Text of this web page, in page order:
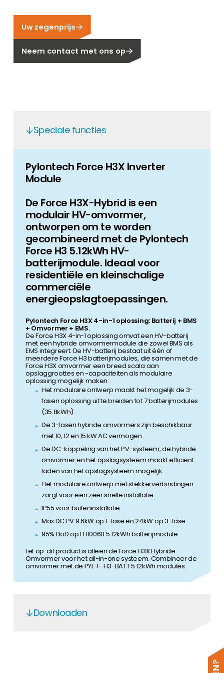
Carrière
Ben je op zoek naar een baan in de
hernieuwbare energiesector? Dan ben je hier
aan het juiste adres!
Uw zegenprijs
Neem contact met ons op
Speciale functies
Pylontech Force H3X Inverter
Module
De Force H3X-Hybrid is een
modulair HV-omvormer,
ontworpen om te worden
gecombineerd met de Pylontech
Force H3 5.12kWh HV-
batterijmodule. Ideaal voor
residentiële en kleinschalige
commerciële
energieopslagtoepassingen.
Pylontech Force H3X 4-in-1 oplossing: Batterij + BMS
+ Omvormer + EMS.
De Force H3X 4-in-1 oplossing omvat een HV-batterij
met een hybride omvormermodule die zowel BMS als
EMS integreert. De HV-batterij bestaat uit één of
meerdere Force H3 batterijmodules, die samen met de
Force H3X omvormer een breed scala aan
opslaggroottes en -capaciteiten als modulaire
oplossing mogelijk maken:
Het modulaire ontwerp maakt het mogelijk de 3-
fasen oplossing uit te breiden tot 7 batterijmodules
(35.8kWh).
De 3-fasen hybride omvormers zijn beschikbaar
met 10, 12 en 15 kW AC vermogen.
De DC-koppeling van het PV-systeem, de hybride
omvormer en het opslagsysteem maakt efficiënt
laden van het opslagsysteem mogelijk.
Het modulaire ontwerp met stekkerverbindingen
zorgt voor een zeer snelle installatie.
IP55 voor buiteninstallatie.
Max DC PV 9.6kW op 1-fase en 24kW op 3-fase
95% DoD op FH10060 5.12kWh batterijmodule
Let op: dit product is alleen de Force H3X Hybride
Omvormer voor het all-in-one systeem. Combineer de
omvormer met de PYL-F-H3-BATT 5.12kWh modules.
Downloaden